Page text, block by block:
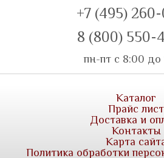
+7 (495) 260-
8 (800) 550-
пн-пт с 8:00 до
Каталог
Прайс лист
Доставка и
Контакты
Карта
Политика обработки